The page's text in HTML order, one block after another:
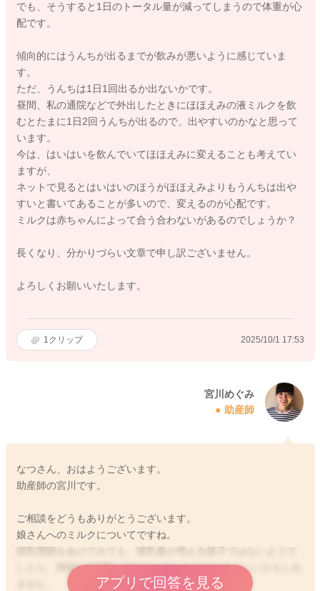
でも、そうすると1日のトータル量が減ってしまうので体重が心
配です。
傾向的にはうんちが出るまでが飲みが悪いように感じていま
す。
ただ、うんちは1日1回出るか出ないかです。
昼間、私の通院などで外出したときにほほえみの液ミルクを飲
むとたまに1日2回うんちが出るので、出やすいのかなと思って
います。
今は、はいはいを飲んでいてほほえみに変えることも考えてい
ますが、
ネットで見るとはいはいのほうがほほえみよりもうんちは出や
すいと書いてあることが多いので、変えるのが心配です。
ミルクは赤ちゃんによって合う合わないがあるのでしょうか？
長くなり、分かりづらい文章で申し訳ございません。
よろしくお願いいたします。
1 クリップ 2025/10/1 17:53
宮川めぐみ
助産師
なつさん、おはようございます。
助産師の宮川です。
ご相談をどうもありがとうございます。
娘さんへのミルクについてですね。
授乳間隔をあけてみても、哺乳量が増える様子ではないようで
したら、間隔を3時間に日中だけでもされてみるといいかもしれ
アプリで回答を見る